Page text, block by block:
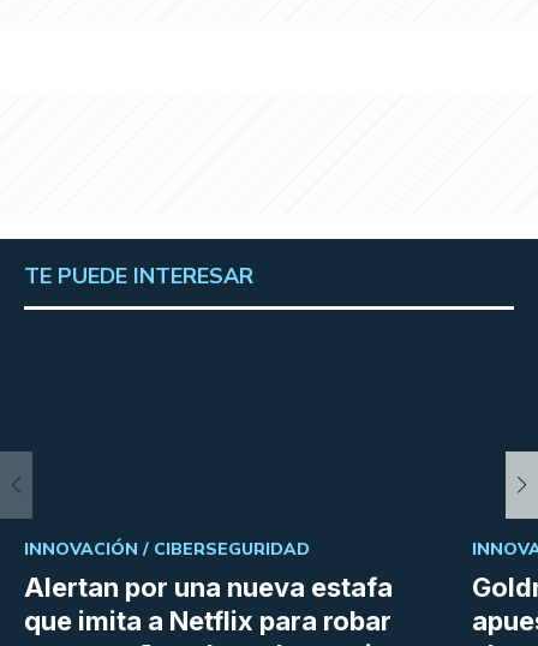
TE PUEDE INTERESAR
Alertan por una nueva estafa
que imita a Netflix para robar
INNOVACIÓN / CIBERSEGURIDAD